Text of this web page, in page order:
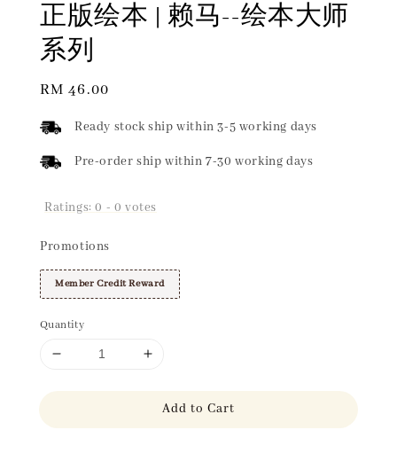
正版绘本 | 赖马--绘本大师
系列
Regular
RM 46.00
Ready stock ship within 3-5 working days
Pre-order ship within 7-30 working days
Ratings:0 - 0 votes
Promotions
Member Credit Reward
Quantity
Add to Cart